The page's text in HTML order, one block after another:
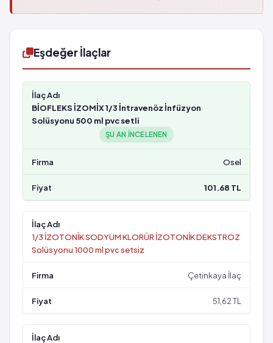
Eşdeğer İlaçlar
BİOFLEKS İZOMİX 1/3 İntravenöz İnfüzyon
Solüsyonu 500 ml pvc setli
ŞU AN INCELENEN
Osel
101.68 TL
1/3 İZOTONİK SODYUM KLORÜR İZOTONİK DEKSTROZ
Solüsyonu 1000 ml pvc setsiz
Çetinkaya İlaç
51,62 TL